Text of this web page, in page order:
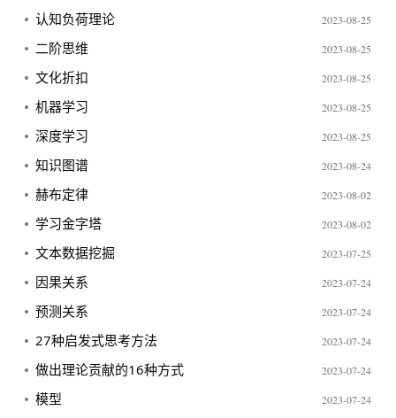
认知负荷理论 2023-08-25
二阶思维 2023-08-25
文化折扣 2023-08-25
机器学习 2023-08-25
深度学习 2023-08-25
知识图谱 2023-08-24
赫布定律 2023-08-02
学习金字塔 2023-08-02
文本数据挖掘 2023-07-25
因果关系 2023-07-24
预测关系 2023-07-24
27种启发式思考方法 2023-07-24
做出理论贡献的16种方式 2023-07-24
模型 2023-07-24